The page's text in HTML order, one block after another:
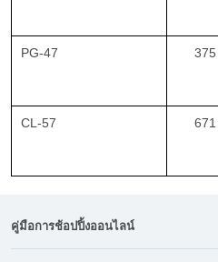
PG-47 375
CL-57 671
คู่มือการช้อปปิ้งออนไลน์